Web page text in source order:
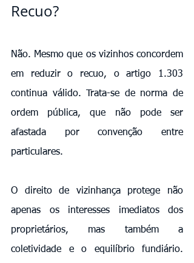
Recuo?
Não. Mesmo que os vizinhos concordem
em reduzir o recuo, o artigo 1.303
continua válido. Trata-se de norma de
ordem pública, que não pode ser
afastada por convenção entre
particulares.
O direito de vizinhança protege não
apenas os interesses imediatos dos
proprietários, mas também a
coletividade e o equilíbrio fundiário.